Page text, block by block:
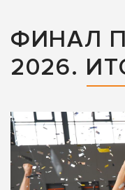
ФИНАЛ
2026.